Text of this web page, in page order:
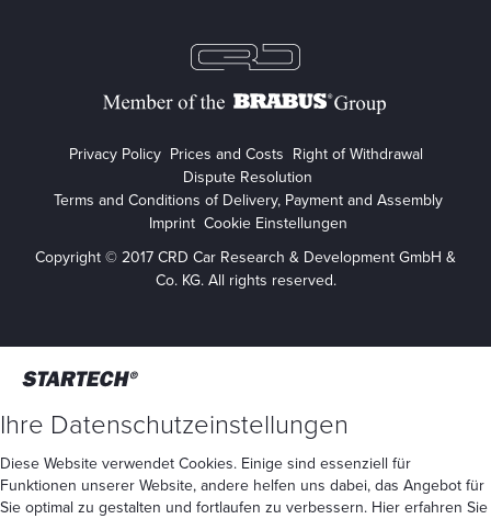
Privacy Policy Prices and Costs Right of Withdrawal
Dispute Resolution
Terms and Conditions of Delivery, Payment and Assembly
Imprint Cookie Einstellungen
Copyright © 2017 CRD Car Research & Development GmbH &
Co. KG. All rights reserved.
Ihre Datenschutzeinstellungen
Diese Website verwendet Cookies. Einige sind essenziell für
Funktionen unserer Website, andere helfen uns dabei, das Angebot für
Sie optimal zu gestalten und fortlaufen zu verbessern. Hier erfahren Sie